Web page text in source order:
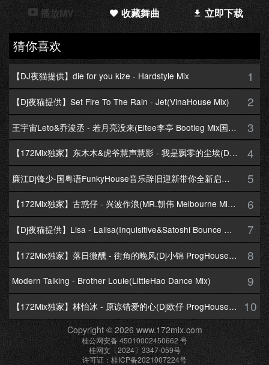
播放MV 收藏舞曲 立即下载
猜你喜欢
【DJ夜猫提供】die for you kize - Hardstyle Mix 1
【Dj夜猫提供】Set Fire To The Rain - Jet(VinaHouse Mix) 2
王宇宙Leto&乔浚丞 - 若月亮没来(Eltee李亭 Bootleg Mix国语合唱) 3
【172Mix独家】东木木&虎爷慧声慧影 - 我是飘零的尘埃(Dj十三 Melbourne Mix国语男) 4
廉江Dj锋少-国粤语FunkyHouse音乐辞旧迎新带你全新启航跨年专辑172Mix串烧 5
【172Mix独家】古惑仔 - 兴波作浪(MR.朝伟 Melbourne Mix粤语男) 6
【Dj夜猫提供】Lisa - Lalisa(Inquisitive&Satoshi Bounce Mix) 7
【172Mix独家】落日微醺 - 街角的晚风(Dj小锦 ProgHouse Mix粤语女) 8
Modern Talking - Brother Louie(LittleHao Dance Mix) 9
【172Mix独家】林怡冰 - 原谅错爱的心(Dj欧仔 ProgHouse Mix粤语女) 10
Copyright © 2026 www.172mix.com
桂公网安备 45010002450662 号
桂网文〔2024〕3347-059号
许可证：桂ICP备2021007224号